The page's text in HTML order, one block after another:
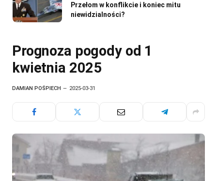
Przełom w konflikcie i koniec mitu
niewidzialności?
Prognoza pogody od 1
kwietnia 2025
DAMIAN POŚPIECH 2025-03-31